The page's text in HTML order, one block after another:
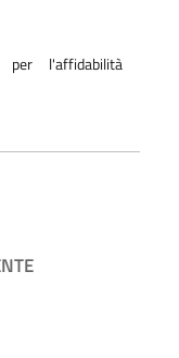
per l'affidabilità